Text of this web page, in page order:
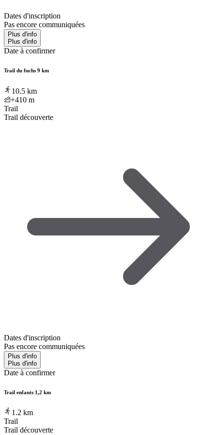
Dates d'inscription
Pas encore communiquées
Plus d'info
Plus d'info
Date à confirmer
Trail du fuchs 9 km
10.5 km
+410 m
Trail
Trail découverte
Dates d'inscription
Pas encore communiquées
Plus d'info
Plus d'info
Date à confirmer
Trail enfants 1,2 km
1.2 km
Trail
Trail découverte